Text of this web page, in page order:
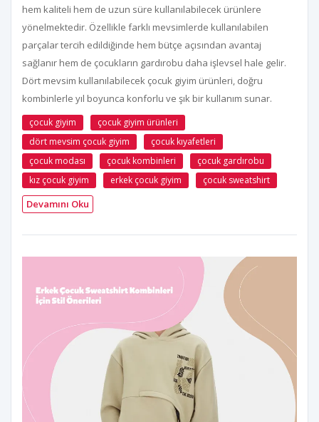
hem kaliteli hem de uzun süre kullanılabilecek ürünlere
yönelmektedir. Özellikle farklı mevsimlerde kullanılabilen
parçalar tercih edildiğinde hem bütçe açısından avantaj
sağlanır hem de çocukların gardırobu daha işlevsel hale gelir.
Dört mevsim kullanılabilecek çocuk giyim ürünleri, doğru
kombinlerle yıl boyunca konforlu ve şık bir kullanım sunar.
çocuk giyim
çocuk giyim ürünleri
dört mevsim çocuk giyim
çocuk kıyafetleri
çocuk modası
çocuk kombinleri
çocuk gardırobu
kız çocuk giyim
erkek çocuk giyim çocuk sweatshirt
Devamını Oku